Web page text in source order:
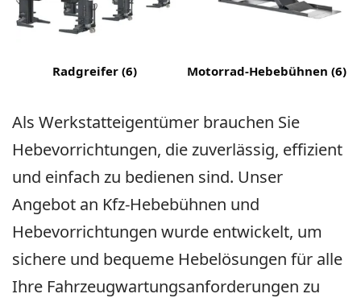
Radgreifer (6) Motorrad-Hebebühnen (6)
Als Werkstatteigentümer brauchen Sie
Hebevorrichtungen, die zuverlässig, effizient
und einfach zu bedienen sind. Unser
Angebot an Kfz-Hebebühnen und
Hebevorrichtungen wurde entwickelt, um
sichere und bequeme Hebelösungen für alle
Ihre Fahrzeugwartungsanforderungen zu